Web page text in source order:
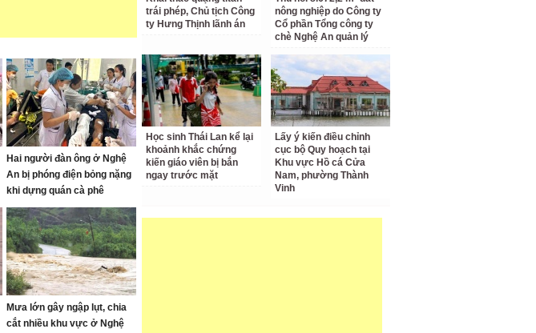
Hai người đàn ông ở Nghệ
An bị phóng điện bỏng nặng
khi dựng quán cà phê
Mưa lớn gây ngập lụt, chia
cắt nhiều khu vực ở Nghệ
trái phép, Chủ tịch Công
ty Hưng Thịnh lãnh án
nông nghiệp do Công ty
Cổ phần Tổng công ty
chè Nghệ An quản lý
Học sinh Thái Lan kể lại
khoảnh khắc chứng
kiến giáo viên bị bắn
ngay trước mặt
Lấy ý kiến điều chỉnh
cục bộ Quy hoạch tại
Khu vực Hồ cá Cửa
Nam, phường Thành
Vinh